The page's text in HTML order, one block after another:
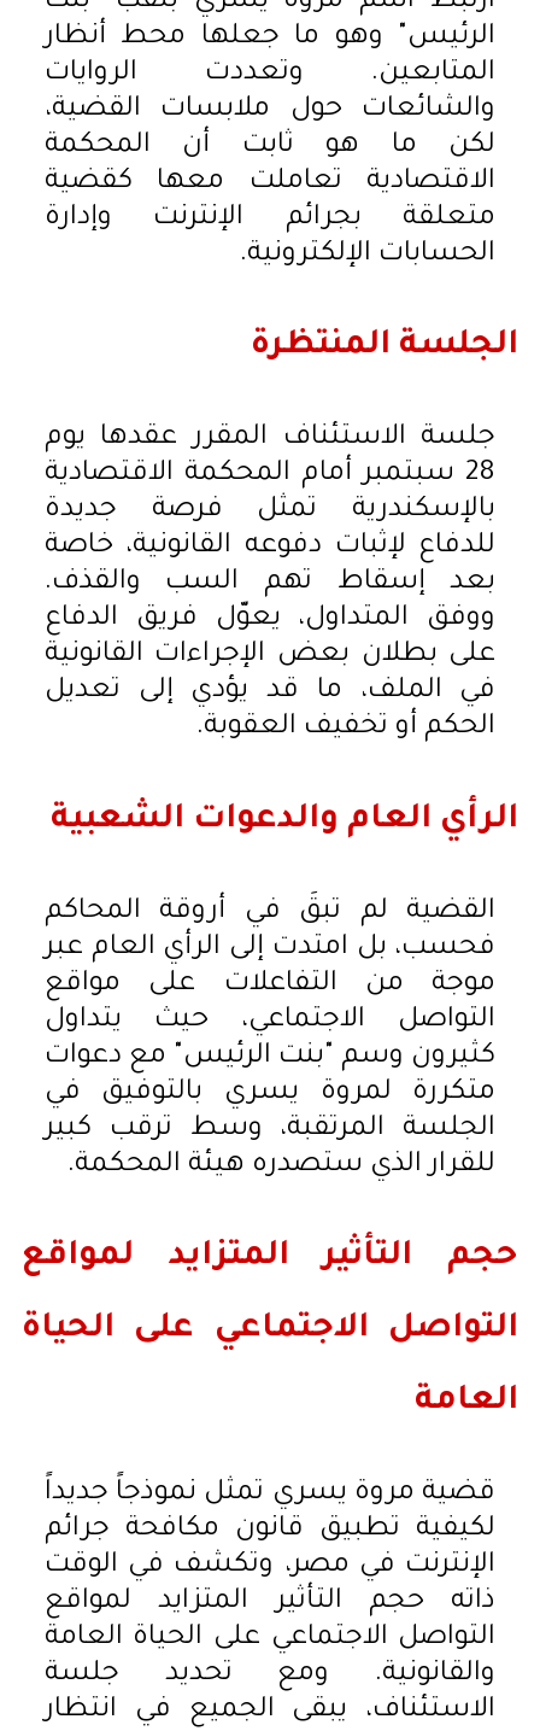
الرئيس" وهو ما جعلها محط أنظار
المتابعين. وتعددت الروايات
والشائعات حول ملابسات القضية،
لكن ما هو ثابت أن المحكمة
الاقتصادية تعاملت معها كقضية
متعلقة بجرائم الإنترنت وإدارة
الحسابات الإلكترونية.
الجلسة المنتظرة
جلسة الاستئناف المقرر عقدها يوم
28 سبتمبر أمام المحكمة الاقتصادية
بالإسكندرية تمثل فرصة جديدة
للدفاع لإثبات دفوعه القانونية، خاصة
بعد إسقاط تهم السب والقذف.
ووفق المتداول، يعوّل فريق الدفاع
على بطلان بعض الإجراءات القانونية
في الملف، ما قد يؤدي إلى تعديل
الحكم أو تخفيف العقوبة.
الرأي العام والدعوات الشعبية
القضية لم تبقَ في أروقة المحاكم
فحسب، بل امتدت إلى الرأي العام عبر
موجة من التفاعلات على مواقع
التواصل الاجتماعي، حيث يتداول
كثيرون وسم "بنت الرئيس" مع دعوات
متكررة لمروة يسري بالتوفيق في
الجلسة المرتقبة، وسط ترقب كبير
للقرار الذي ستصدره هيئة المحكمة.
حجم التأثير المتزايد لمواقع
التواصل الاجتماعي على الحياة
العامة
قضية مروة يسري تمثل نموذجاً جديداً
لكيفية تطبيق قانون مكافحة جرائم
الإنترنت في مصر، وتكشف في الوقت
ذاته حجم التأثير المتزايد لمواقع
التواصل الاجتماعي على الحياة العامة
والقانونية. ومع تحديد جلسة
الاستئناف، يبقى الجميع في انتظار